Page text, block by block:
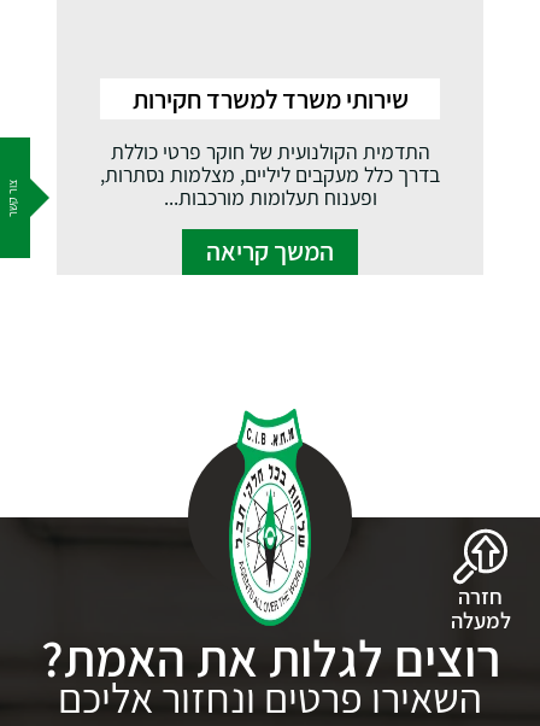
צור קשר
שירותי משרד למשרד חקירות
התדמית הקולנועית של חוקר פרטי כוללת
בדרך כלל מעקבים ליליים, מצלמות נסתרות,
ופענוח תעלומות מורכבות...
המשך קריאה
חזרה
למעלה
רוצים לגלות את האמת?
השאירו פרטים ונחזור אליכם